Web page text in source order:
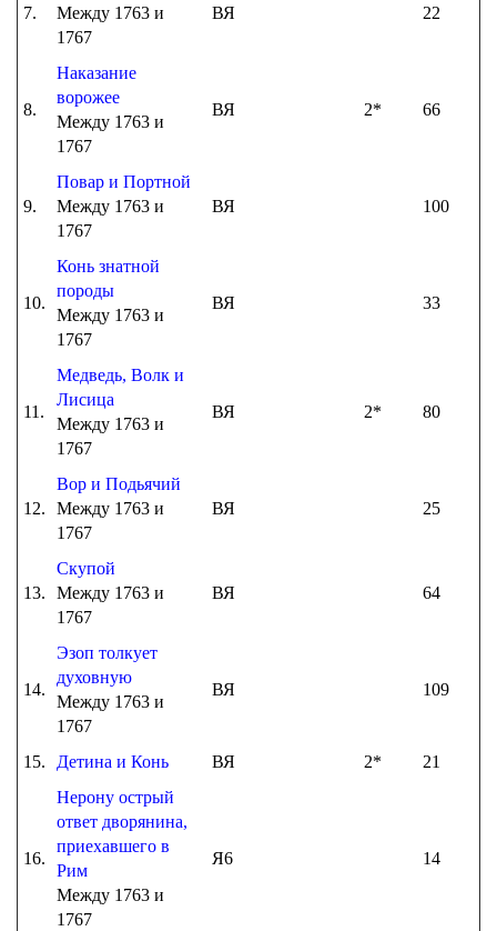
7.
Между 1763 и
1767
ВЯ 22
8.
Наказание
ворожее
Между 1763 и
1767
ВЯ 2* 66
9.
Повар и Портной
Между 1763 и
1767
ВЯ 100
10.
Конь знатной
породы
Между 1763 и
1767
ВЯ 33
11.
Медведь, Волк и
Лисица
Между 1763 и
1767
ВЯ 2* 80
12.
Вор и Подьячий
Между 1763 и
1767
ВЯ 25
13.
Скупой
Между 1763 и
1767
ВЯ 64
14.
Эзоп толкует
духовную
Между 1763 и
1767
ВЯ 109
15. Детина и Конь ВЯ 2* 21
16.
Нерону острый
ответ дворянина,
приехавшего в
Рим
Между 1763 и
1767
Я6 14